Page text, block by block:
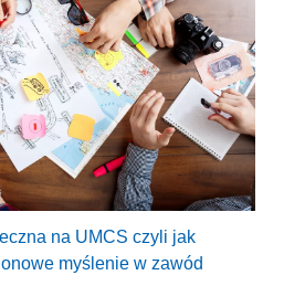
na UMCS czyli jak
myślenie w zawód